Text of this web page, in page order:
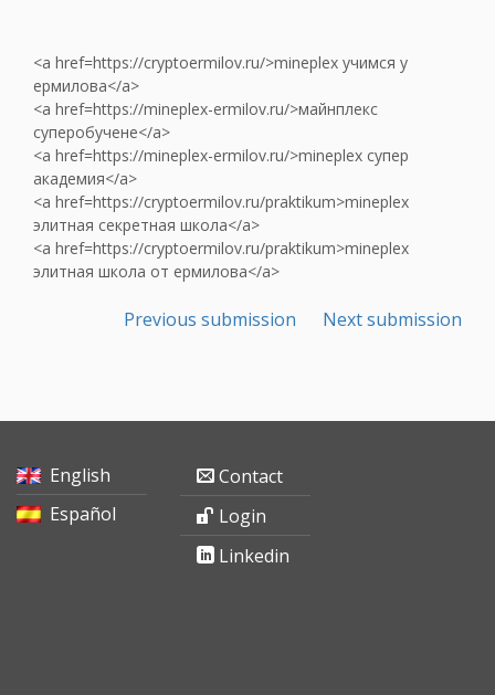
<a href=https://cryptoermilov.ru/>mineplex учимся у
ермилова</a>
<a href=https://mineplex-ermilov.ru/>майнплекс
суперобучене</a>
<a href=https://mineplex-ermilov.ru/>mineplex супер
академия</a>
<a href=https://cryptoermilov.ru/praktikum>mineplex
элитная секретная школа</a>
<a href=https://cryptoermilov.ru/praktikum>mineplex
элитная школа от ермилова</a>
Previous submission Next submission
English
Español
Contact
Login
Linkedin